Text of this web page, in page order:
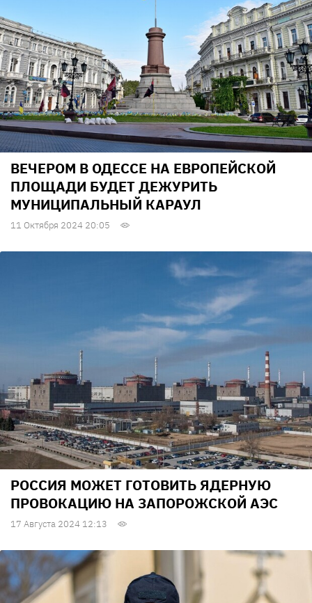
ВЕЧЕРОМ В ОДЕССЕ НА ЕВРОПЕЙСКОЙ
ПЛОЩАДИ БУДЕТ ДЕЖУРИТЬ
МУНИЦИПАЛЬНЫЙ КАРАУЛ
11 Октября 2024 20:05
РОССИЯ МОЖЕТ ГОТОВИТЬ ЯДЕРНУЮ
ПРОВОКАЦИЮ НА ЗАПОРОЖСКОЙ АЭС
17 Августа 2024 12:13